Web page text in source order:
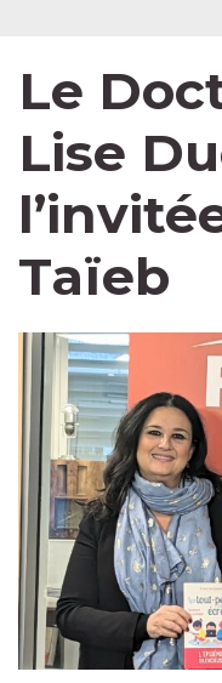
Le
Lise
Taïeb